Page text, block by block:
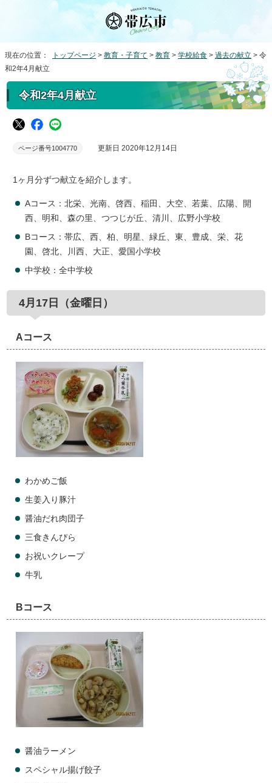
現在の位置： トップページ > 教育・子育て > 教育 > 学校給食 > 過去の献立 > 令
和2年4月献立
令和2年4月献立
ページ番号1004770 更新日 2020年12月14日
1ヶ月分ずつ献立を紹介します。
Aコース：北栄、光南、啓西、稲田、大空、若葉、広陽、開
西、明和、森の里、つつじが丘、清川、広野小学校
Bコース：帯広、西、柏、明星、緑丘、東、豊成、栄、花
園、啓北、川西、大正、愛国小学校
中学校：全中学校
4月17日（金曜日）
Aコース
わかめご飯
生姜入り豚汁
醤油だれ肉団子
三食きんぴら
お祝いクレープ
牛乳
Bコース
醤油ラーメン
スペシャル揚げ餃子